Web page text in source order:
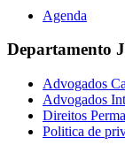
Agenda
Departamento
Advogados
Advogados
Direitos
Politica de